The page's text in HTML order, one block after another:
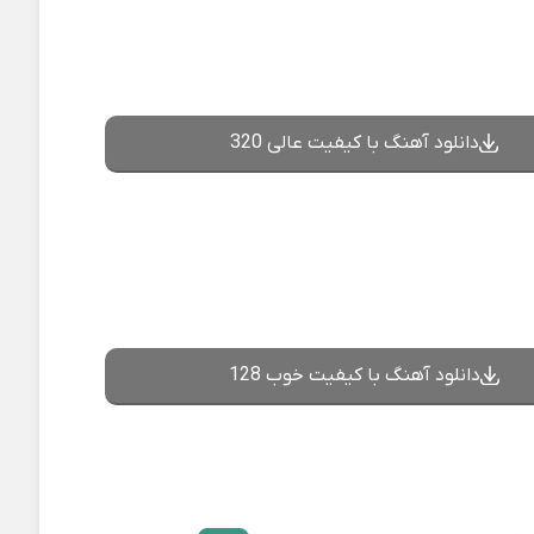
دانلود آهنگ با کیفیت عالی 320
دانلود آهنگ با کیفیت خوب 128